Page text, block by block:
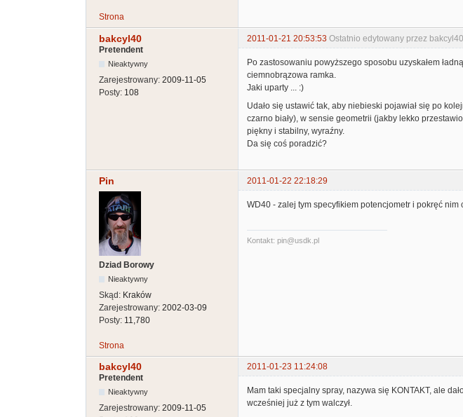
Strona
bakcyl40 2011-01-21 20:53:53 Ostatnio edytowany przez
Pretendent
Nieaktywny
Zarejestrowany: 2009-11-05
Posty: 108
Po zastosowaniu powyższego sposobu uzyskałem
ciemnobrązowa ramka.
Jaki uparty ... :)
Udało się ustawić tak, aby niebieski pojawiał się po
czarno biały), w sensie geometrii (jakby lekko
piękny i stabilny, wyraźny.
Da się coś poradzić?
Pin 2011-01-22 22:18:29
Dziad Borowy
Nieaktywny
Skąd: Kraków
Zarejestrowany: 2002-03-09
Posty: 11,780
WD40 - zalej tym specyfikiem potencjometr i pokręć
Kontakt: pin@usdk.pl
Strona
bakcyl40
2011-01-23 11:24:08
Pretendent
Nieaktywny
Zarejestrowany: 2009-11-05
Mam taki specjalny spray, nazywa się KONTAKT, ale
wcześniej już z tym walczył.